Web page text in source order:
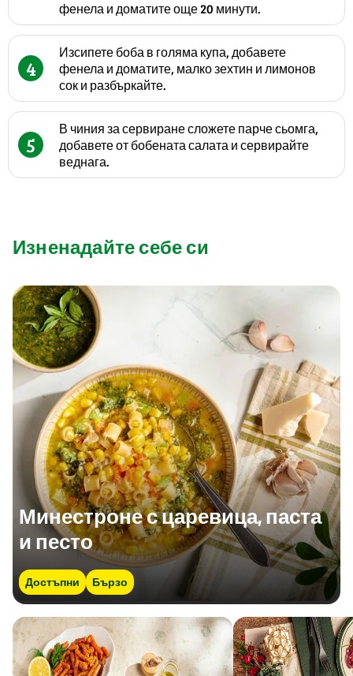
фенела и доматите още 20 минути.
4
Изсипете боба в голяма купа, добавете
фенела и доматите, малко зехтин и лимонов
сок и разбъркайте.
5
В чиния за сервиране сложете парче сьомга,
добавете от бобената салата и сервирайте
веднага.
Изненадайте себе си
Минестроне с царевица, паста
и песто
Достъпни Бързо